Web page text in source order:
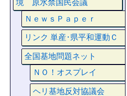
境 原水禁国民会議
ＮｅｗｓＰａｐｅｒ
リンク 単産･県平和運動Ｃ
全国基地問題ネット
ＮＯ！オスプレイ
ヘリ基地反対協議会